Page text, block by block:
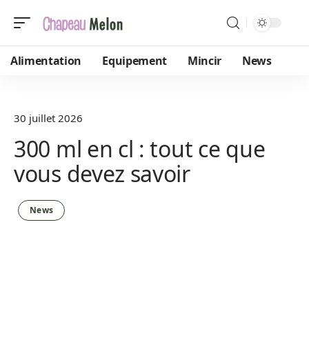
Alimentation Equipement Mincir News
30 juillet 2026
300 ml en cl : tout ce que
vous devez savoir
News